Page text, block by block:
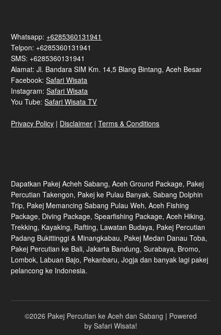
Whatsapp: +6285360131941
Telpon: +6285360131941
SMS: +6285360131941
Alamat: Jl. Bandara SIM Km. 14,5 Blang Bintang, Aceh Besar
Facebook:Safari Wisata
Instagram:Safari Wisata
You Tube:Safari Wisata TV
Privacy Policy | Disclaimer |Terms & Conditions
Dapatkan Pakej Acheh Sabang, Aceh Ground Package, Pakej
Percutian Takengon, Pakej ke Pulau Banyak, Sabang Dolphin
Trip, Pakej Memancing Sabang Pulau Weh, Aceh Fishing
Package, Diving Package, Spearfishing Package, Aceh Hiking,
Trekking, Kayaking, Rafting, Lawatan Budaya, Pakej Percutian
Padang Bukittinggi & Minangkabau, Pakej Medan Danau Toba,
Pakej Percutian ke Bali, Jakarta Bandung, Surabaya, Bromo,
Lombok, Labuan Bajo, Pekanbaru, Jogja dan banyak lagi pakej
pelancong ke Indonesia.
©2026 Pakej Percutian ke Aceh dan Sabang | Powered
by Safari Wisata!